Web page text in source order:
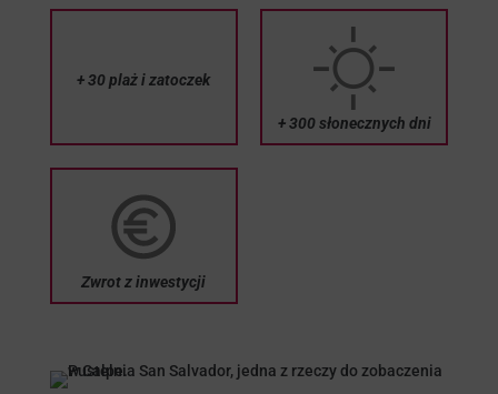
+ 30 plaż i zatoczek
+ 300 słonecznych dni
Zwrot z inwestycji